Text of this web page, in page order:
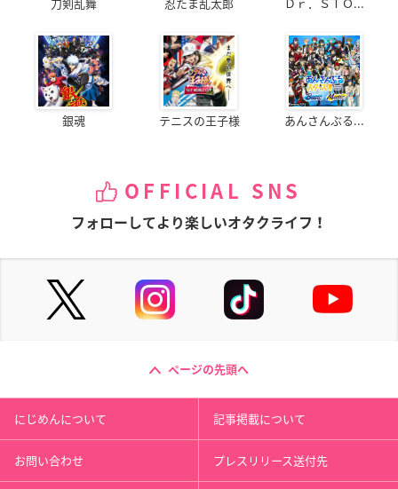
銀魂 テニスの王子様 あんさんぶる...
OFFICIAL SNS
フォローしてより楽しいオタクライフ！
ページの先頭へ
にじめんについて 記事掲載について
お問い合わせ プレスリリース送付先